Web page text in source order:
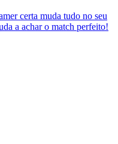
certa muda tudo no seu
a achar o match perfeito!